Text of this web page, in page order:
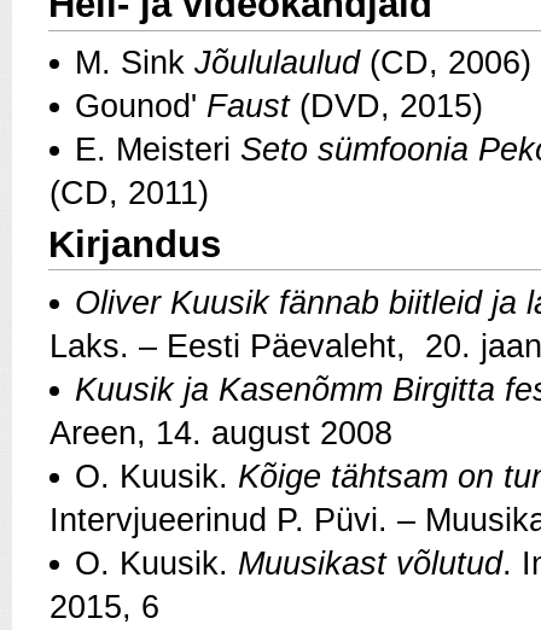
M. Sink Jõululaulud (CD, 2006)
Gounod' Faust (DVD, 2015)
E. Meisteri Seto sümfoonia
(CD, 2011)
Kirjandus
Oliver Kuusik fännab biitleid ja
Laks. – Eesti Päevaleht, 20.
Kuusik ja Kasenõmm Birgitta
Areen, 14. august 2008
O. Kuusik. Kõige tähtsam on
Intervjueerinud P. Püvi. –
O. Kuusik. Muusikast võlutud.
2015, 6